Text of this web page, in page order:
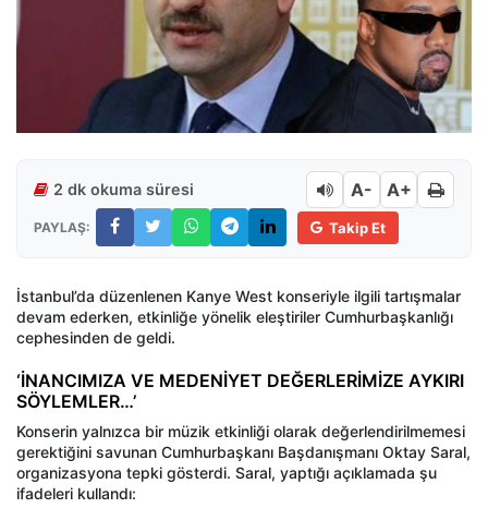
2 dk okuma süresi A- A+
PAYLAŞ: Takip Et
İstanbul’da düzenlenen Kanye West konseriyle ilgili tartışmalar
devam ederken, etkinliğe yönelik eleştiriler Cumhurbaşkanlığı
cephesinden de geldi.
‘İNANCIMIZA VE MEDENİYET DEĞERLERİMİZE AYKIRI
SÖYLEMLER…’
Konserin yalnızca bir müzik etkinliği olarak değerlendirilmemesi
gerektiğini savunan Cumhurbaşkanı Başdanışmanı Oktay Saral,
organizasyona tepki gösterdi. Saral, yaptığı açıklamada şu
ifadeleri kullandı: